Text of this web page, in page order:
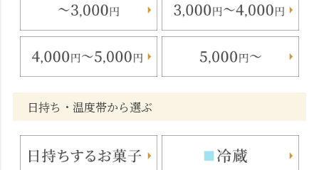
日持ち・温度帯から選ぶ